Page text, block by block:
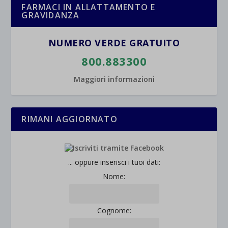
FARMACI IN ALLATTAMENTO E
GRAVIDANZA
NUMERO VERDE GRATUITO
800.883300
Maggiori informazioni
RIMANI AGGIORNATO
... oppure inserisci i tuoi dati:
Nome:
Cognome:
wpc*